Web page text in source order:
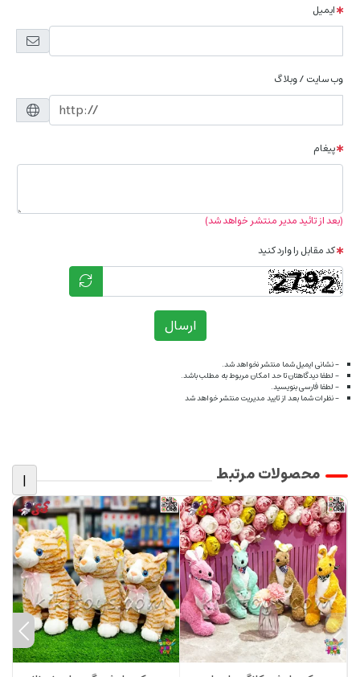
ایمیل
وب سایت / وبلاگ
پیغام
(بعد از تائید مدیر منتشر خواهد شد)
کد مقابل را وارد کنید
ارسال
- نشانی ایمیل شما منتشر نخواهد شد.
- لطفا دیدگاهتان تا حد امکان مربوط به مطلب باشد.
- لطفا فارسی بنویسید.
- نظرات شما بعد از تایید مدیریت منتشر خواهد شد
محصولات مرتبط |